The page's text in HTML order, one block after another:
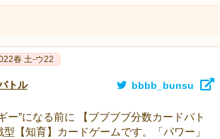
春 土-ウ22
トル bbbb_bunsu
ー”になる前に 【ブブブブ分数カードバト
【知育】カードゲームです。「パワー」